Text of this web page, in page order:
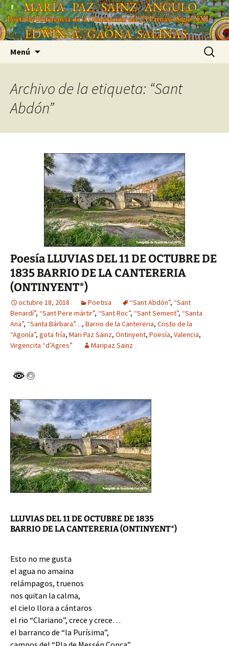
Saltar
al
contenido
'
'
Menú Buscar:
Archivo de la etiqueta: “Sant
Abdón”
Poesía LLUVIAS DEL 11 DE OCTUBRE DE
1835 BARRIO DE LA CANTERERIA
(ONTINYENT*)
octubre 18, 2018 Poetisa “Sant Abdón”, “Sant
Benardí”, “Sant Pere mártir”, “Sant Roc”, “Sant Sement”, “Santa
Ana”, “Santa Bárbara”…, Barrio de la Cantereria, Cristo de la
“Agonía”, gota fría, Mari Paz Sainz, Ontinyent, Poesía, Valencia,
Virgencita “d’Agres”
Maripaz Sainz
LLUVIAS DEL 11 DE OCTUBRE DE 1835
BARRIO DE LA CANTERERIA (ONTINYENT*)
Esto no me gusta
el agua no amaina
relámpagos, truenos
nos quitan la calma,
el cielo llora a cántaros
el rio “Clariano”, crece y crece…
el barranco de “la Purísima”,